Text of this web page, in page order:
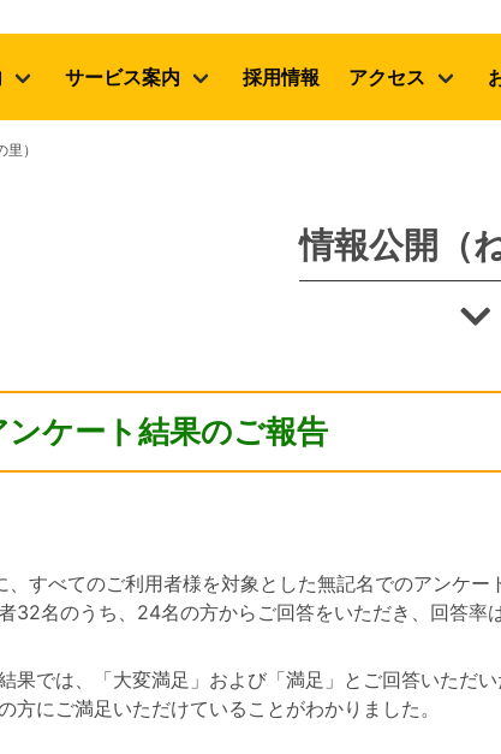
サービス案内 採用情報 アクセス
）
情報公開（
ンケート結果のご報告
、すべてのご利用者様を対象とした無記名でのアンケー
32名のうち、24名の方からご回答をいただき、回答率
果では、「大変満足」および「満足」とご回答いただ
方にご満足いただけていることがわかりました。